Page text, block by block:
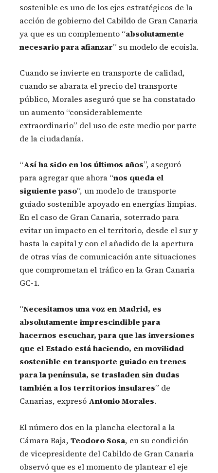
sostenible es uno de los ejes estratégicos de la
acción de gobierno del Cabildo de Gran Canaria
ya que es un complemento “absolutamente
necesario para afianzar” su modelo de ecoisla.
Cuando se invierte en transporte de calidad,
cuando se abarata el precio del transporte
público, Morales aseguró que se ha constatado
un aumento “considerablemente
extraordinario” del uso de este medio por parte
de la ciudadanía.
“Así ha sido en los últimos años”, aseguró
para agregar que ahora “nos queda el
siguiente paso”, un modelo de transporte
guiado sostenible apoyado en energías limpias.
En el caso de Gran Canaria, soterrado para
evitar un impacto en el territorio, desde el sur y
hasta la capital y con el añadido de la apertura
de otras vías de comunicación ante situaciones
que comprometan el tráfico en la Gran Canaria
GC-1.
“Necesitamos una voz en Madrid, es
absolutamente imprescindible para
hacernos escuchar, para que las inversiones
que el Estado está haciendo, en movilidad
sostenible en transporte guiado en trenes
para la península, se trasladen sin dudas
también a los territorios insulares” de
Canarias, expresó Antonio Morales.
El número dos en la plancha electoral a la
Cámara Baja, Teodoro Sosa, en su condición
de vicepresidente del Cabildo de Gran Canaria
observó que es el momento de plantear el eje